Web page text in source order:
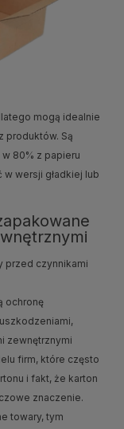
mogą idealnie
produktów. Są
80% z papieru
wersji gładkiej lub
przed czynnikami
ochronę
zewnętrznymi
firm, które często
i fakt, że karton
znaczenie.
towary, tym